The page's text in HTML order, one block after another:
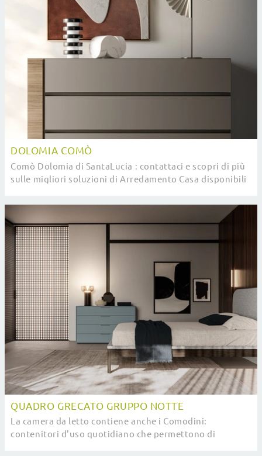
DOLOMIA COMÒ
Comò Dolomia di SantaLucia : contattaci e scopri di più
sulle migliori soluzioni di Arredamento Casa disponibili
QUADRO GRECATO GRUPPO NOTTE
La camera da letto contiene anche i Comodini:
contenitori d'uso quotidiano che permettono di